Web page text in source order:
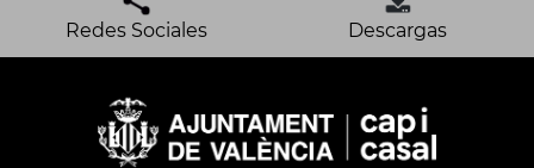
Redes Sociales Descargas